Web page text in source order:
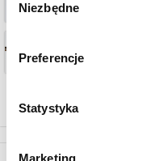
zgody
Niezbędne
Preferencje
Statystyka
Marketing